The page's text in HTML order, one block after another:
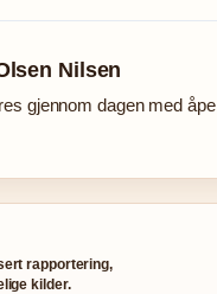
Nilsen
gjennom dagen med
rapportering,
kilder.